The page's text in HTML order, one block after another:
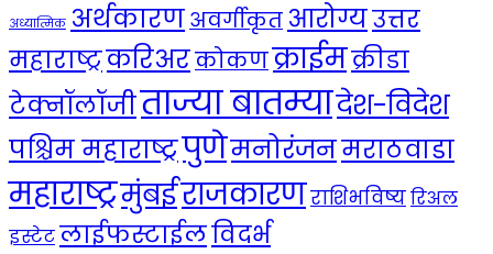
अध्यात्मिक अर्थकारणअवर्गीकृत आरोग्यउत्तर
महाराष्ट्रकरिअरकोकणक्राईमक्रीडा
टेक्नॉलॉजीताज्या बातम्यादेश-विदेश
पश्चिम महाराष्ट्रपुणेमनोरंजनमराठवाडा
महाराष्ट्रमुंबईराजकारणराशिभविष्यरिअल
इस्टेटलाईफस्टाईलविदर्भ